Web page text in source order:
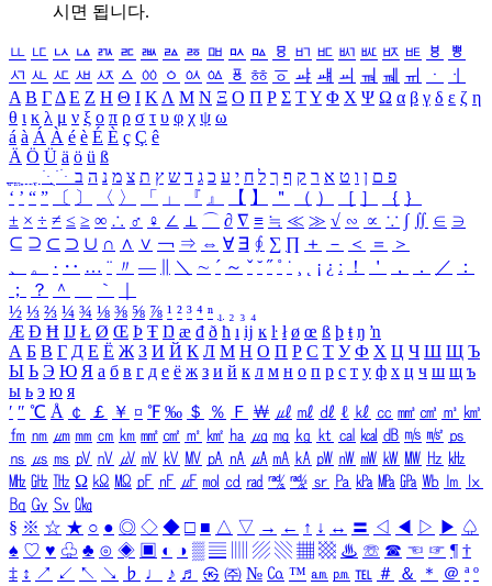
시면 됩니다.
ㅥ ㅦ ㅧ ㅨ ㅩ ㅪ ㅫ ㅬ ㅭ ㅮ ㅯ ㅰ ㅱ ㅲ ㅳ ㅴ ㅵ ㅶ ㅷ ㅸ
ㅹ
ㅺ ㅻ ㅼ ㅽ ㅾ ㅿ ㆀ ㆁ ㆂ ㆃ ㆄ ㆅ ㆆ ㆇ ㆈ ㆉ ㆊ ㆋ ㆌ ㆍ
ㆎ
Α Β ΓΔ Ε Ζ Η Θ Ι ΚΛ Μ Ν Ξ Ο Π Ρ Σ ΤΥ Φ Χ Ψ Ω α β γ δ ε ζ η
θ ι κ λ μ ν ξ ο π ρ σ τ υ φ χ ψ ω
á à Á À é è É È ç Ç ê
Ä Ö Ü ä ö ü ß
ִֶֹ ֻּ ׁׂ פ ם ן ו ט א ר ק ף ך ל ח י ע כ ג ד ש ץ ת צ מ נ ה ב
‘ ’ “ ” 〔 〕 〈 〉 「 」 『 』 【 】 ＂ （ ） ［ ］ ｛ ｝
± × ÷ ≠ ≤ ≥ ∞ ∴ ♂ ♀ ∠ ⊥ ⌒ ∂ ∇ ≡ ≒ ≪ ≫ √ ∽ ∝ ∵ ∫ ∬ ∈ ∋
⊆ ⊇ ⊂ ⊃ ∪ ∩ ∧ ∨ ￢ ⇒ ⇔ ∀ ∃ ∮ ∑ ∏ ＋ － ＜ ＝
＞
、
。 · ‥ … ¨ 〃 ― ＼ ∼ ´ ～ ˇ ˘ ˝ ˚ ˙ ¸ ¡ ¿ ː ！ ＇ ， ． ／
：
；
？ ＾ ｀
½ ⅓ ⅔ ¼ ¾ ⅛ ⅜ ⅝ ⅞ ¹ ² ³ ⁴ ⁿ ₁ ₂ ₃ ₄
Æ Ð Ħ Ĳ Ł Ø Œ Þ Ŧ Ŋ æ đ ð ħ ı ĳ ĸ ŀ ł ø œ ß þ ŧ ŋ ŉ
А Б В Г Д Е Ё Ж З И Й К Л М Н О П Р С Т У Ф Х Ц Ч Ш Щ Ъ
Ы Ь Э Ю Я а б в г д е ё ж з и й к л м н о п р с т у ф х ц ч ш щ ъ
ы ь э ю я
′ ″ ℃ Å ￠ ￡ ￥ ¤ ℉ ‰ ＄ ％ Ｆ ￦ ㎕ ㎖ ㎗ ℓ ㎘ ㏄ ㎣ ㎤ ㎥ ㎦
㎙ ㎚ ㎛ ㎜ ㎝ ㎞ ㎟ ㎠ ㎡ ㎢ ㏊ ㎍ ㎎ ㎏ ㏏ ㎈ ㎉ ㏈ ㎧ ㎨ ㎰
㎱ ㎲ ㎳ ㎴ ㎵ ㎶ ㎷ ㎸ ㎹ ㎀ ㎁ ㎂ ㎃ ㎄ ㎺ ㎻ ㎽ ㎾ ㎿ ㎐ ㎑
㎒ ㎓ ㎔ Ω ㏀ ㏁ ㎊ ㎋ ㎌ ㏖ ㏅ ㎭ ㎮ ㎯ ㏛ ㎩ ㎪ ㎫ ㎬ ㏝ ㏐
㏓
㏃ ㏉ ㏜ ㏆
§ ※ ☆ ★ ○ ● ◎ ◇ ◆ □ ■ △ ▽ → ← ↑ ↓ ↔ 〓 ◁ ◀ ▷ ▶ ♤
♠ ♡ ♥ ♧ ♣ ⊙ ◈ ▣ ◐ ◑ ▒ ▤ ▨ ▧ ▦ ▩ ♨ ☏ ☎ ☜ ☞ ¶ †
‡ ↕ ↗ ↙ ↖ ↘ ♭ ♩ ♪ ♬ ㉿ ㈜ № ㏇ ™ ㏂ ㏘ ℡ ＃ ＆ ＊ ＠ ª º